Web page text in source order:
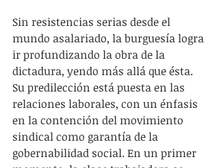
Sin resistencias serias desde el
mundo asalariado, la burguesía logra
ir profundizando la obra de la
dictadura, yendo más allá que ésta.
Su predilección está puesta en las
relaciones laborales, con un énfasis
en la contención del movimiento
sindical como garantía de la
gobernabilidad social. En un primer